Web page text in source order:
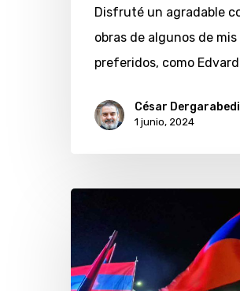
Disfruté un agradable
obras de algunos de
preferidos, como
César
1 junio, 2024
marcha
en